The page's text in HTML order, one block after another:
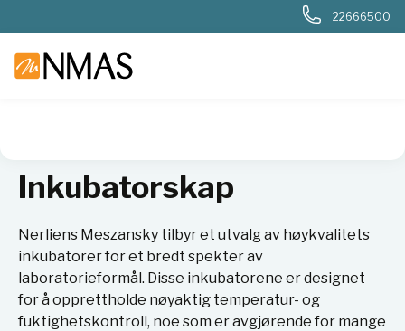
22666500
Inkubatorskap
Nerliens Meszansky tilbyr et utvalg av høykvalitets
inkubatorer for et bredt spekter av
laboratorieformål. Disse inkubatorene er designet
for å opprettholde nøyaktig temperatur- og
fuktighetskontroll, noe som er avgjørende for mange